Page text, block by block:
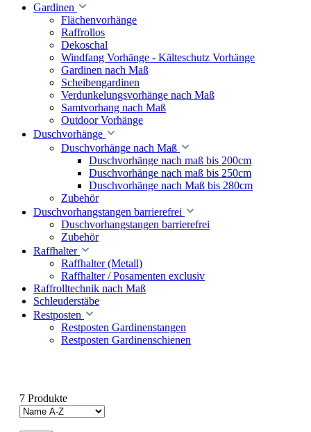
Gardinen
Flächenvorhänge
Raffrollos
Dekoschal
Windfang Vorhänge - Kälteschutz Vorhänge
Gardinen nach Maß
Scheibengardinen
Verdunkelungsvorhänge nach Maß
Samtvorhang nach Maß
Outdoor Vorhänge
Duschvorhänge
Duschvorhänge nach Maß
Duschvorhänge nach maß bis 200cm
Duschvorhänge nach maß bis 250cm
Duschvorhänge nach Maß bis 280cm
Zubehör
Duschvorhangstangen barrierefrei
Duschvorhangstangen barrierefrei
Zubehör
Raffhalter
Raffhalter (Metall)
Raffhalter / Posamenten exclusiv
Raffrolltechnik nach Maß
Schleuderstäbe
Restposten
Restposten Gardinenstangen
Restposten Gardinenschienen
7 Produkte